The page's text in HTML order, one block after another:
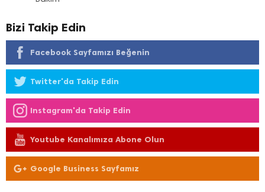
Bizi Takip Edin
Facebook Sayfamızı Beğenin
Twitter'da Takip Edin
Instagram'da Takip Edin
Youtube Kanalımıza Abone Olun
Google Business Sayfamız